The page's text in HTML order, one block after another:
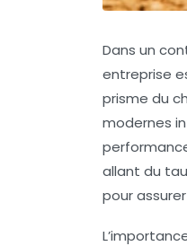
Dans un
entreprise
prisme du
modernes
allant du
pour